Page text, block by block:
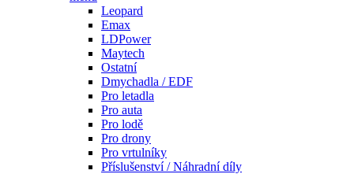
Leopard
Emax
LDPower
Maytech
Ostatní
Dmychadla / EDF
Pro letadla
Pro auta
Pro lodě
Pro drony
Pro vrtulníky
Příslušenství / Náhradní díly